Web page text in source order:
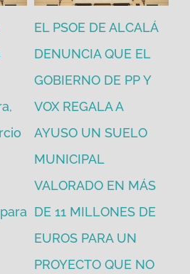
EL PSOE DE ALCALÁ
DENUNCIA QUE EL
GOBIERNO DE PP Y
VOX REGALA A
AYUSO UN SUELO
MUNICIPAL
VALORADO EN MÁS
DE 11 MILLONES DE
EUROS PARA UN
PROYECTO QUE NO